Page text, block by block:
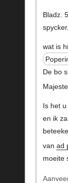
Bladz.
wat is
De bo
Is het
en ik
van ad
moeite